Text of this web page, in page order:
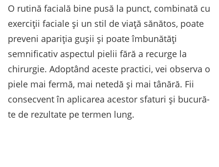
O rutină facială bine pusă la punct, combinată cu
exerciții faciale și un stil de viață sănătos, poate
preveni apariția gușii și poate îmbunătăți
semnificativ aspectul pielii fără a recurge la
chirurgie. Adoptând aceste practici, vei observa o
piele mai fermă, mai netedă și mai tânără. Fii
consecvent în aplicarea acestor sfaturi și bucură-
te de rezultate pe termen lung.